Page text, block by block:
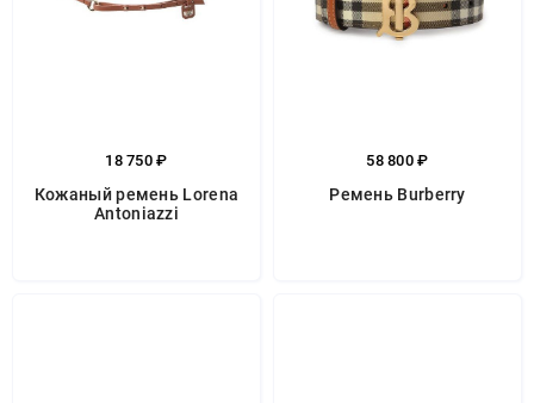
18 750 ₽
Кожаный ремень Lorena
Antoniazzi
58 800 ₽
Ремень Burberry